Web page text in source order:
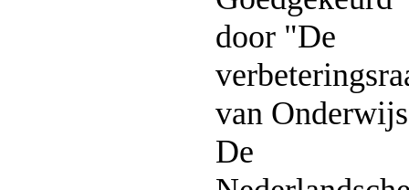
door "De
van
De